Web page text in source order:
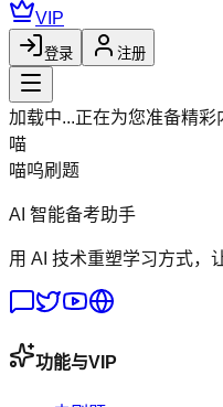
VIP
登录 注册
加载中...正在为您准备精彩
喵
喵呜刷题
AI 智能备考助手
用 AI 技术重塑学习方式，
功能与VIP